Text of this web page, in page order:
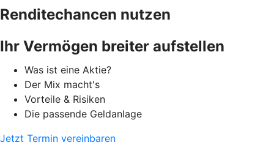
Renditechancen nutzen
Ihr Vermögen breiter aufstellen
Was ist eine Aktie?
Der Mix macht's
Vorteile & Risiken
Die passende Geldanlage
Jetzt Termin vereinbaren